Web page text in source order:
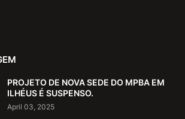
PROJETO DE NOVA SEDE DO MPBA EM
ILHÉUS É SUSPENSO.
April 03, 2025